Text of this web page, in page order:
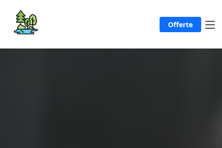
Offerte